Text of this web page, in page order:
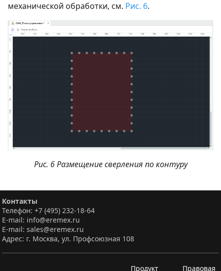
механической обработки, см. Рис. 6.
Рис. 6 Размещение сверления по контуру
Контакты
Телефон: +7 (495) 232-18-64
E-mail: info@eremex.ru
E-mail: sales@eremex.ru
Адрес: г. Москва, ул. Профсоюзная 108
Продукт Правовая